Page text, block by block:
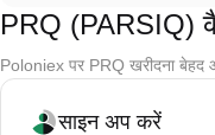
PRQ (PARSIQ)
Poloniex पर PRQ खरीदना
साइन अप करें